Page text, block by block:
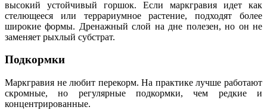
высокий устойчивый горшок. Если маркгравия идет как
стелющееся или террариумное растение, подходят более
широкие формы. Дренажный слой на дне полезен, но он не
заменяет рыхлый субстрат.
Подкормки
Маркгравия не любит перекорм. На практике лучше работают
скромные, но регулярные подкормки, чем редкие и
концентрированные.